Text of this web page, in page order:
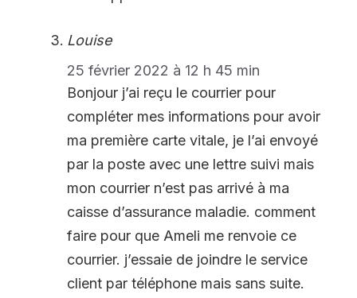
Louise
25 février 2022 à 12 h 45 min
Bonjour j’ai reçu le courrier pour
compléter mes informations pour avoir
ma première carte vitale, je l’ai envoyé
par la poste avec une lettre suivi mais
mon courrier n’est pas arrivé à ma
caisse d’assurance maladie. comment
faire pour que Ameli me renvoie ce
courrier. j’essaie de joindre le service
client par téléphone mais sans suite.